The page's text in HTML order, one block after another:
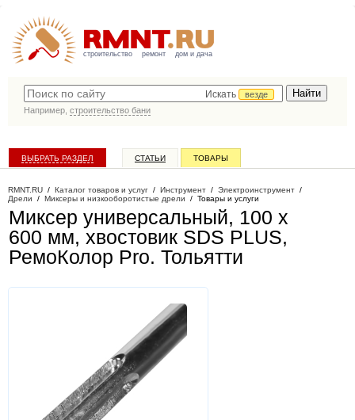
строительство ремонт дом и дача
Искать
везде
Например, строительство бани
ВЫБРАТЬ РАЗДЕЛ СТАТЬИ ТОВАРЫ
RMNT.RU / Каталог товаров и услуг / Инструмент / Электроинструмент /
Дрели / Миксеры и низкооборотистые дрели / Товары и услуги
Миксер универсальный, 100 х
600 мм, хвостовик SDS PLUS,
РемоКолор Pro. Тольятти